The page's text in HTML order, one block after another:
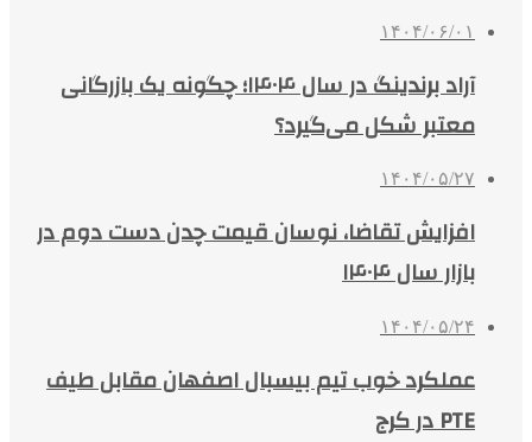
۱۴۰۴/۰۶/۰۱
آراد برندینگ در سال ۱۴۰۴؛ چگونه یک بازرگانی
معتبر شکل می‌گیرد؟
۱۴۰۴/۰۵/۲۷
افزایش تقاضا، نوسان قیمت چدن دست دوم در
بازار سال ۱۴۰۴
۱۴۰۴/۰۵/۲۴
عملکرد خوب تیم بیسبال اصفهان مقابل طیف
PTE در کرج